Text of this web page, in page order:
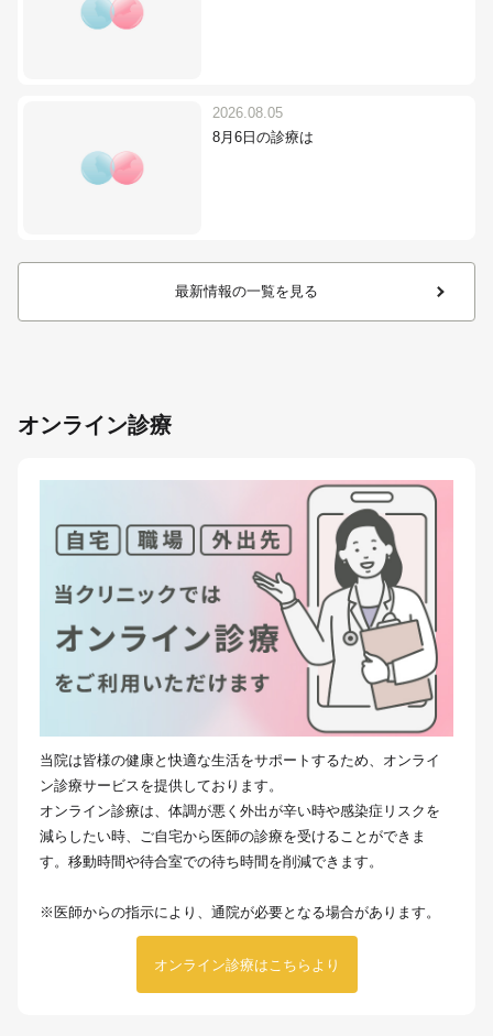
2026.08.05
8月6日の診療は
最新情報の一覧を見る
オンライン診療
当院は皆様の健康と快適な生活をサポートするため、オンライ
ン診療サービスを提供しております。
オンライン診療は、体調が悪く外出が辛い時や感染症リスクを
減らしたい時、ご自宅から医師の診療を受けることができま
す。移動時間や待合室での待ち時間を削減できます。
※医師からの指示により、通院が必要となる場合があります。
オンライン診療はこちらより